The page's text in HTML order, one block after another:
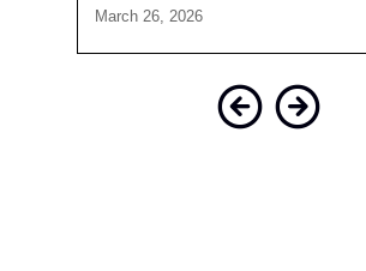
March 26, 2026